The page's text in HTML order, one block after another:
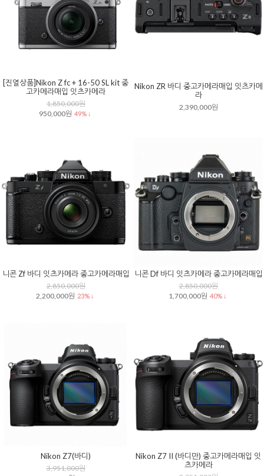
[진열상품]Nikon Z fc + 16-50 SL kit 중
고카메라매입 잇츠카메라
1,850,000원
950,000원 49% ↓
Nikon ZR 바디 중고카메라매입 잇츠카메
라
2,390,000원
니콘 Zf 바디 잇츠카메라 중고카메라매입
2,850,000원
2,200,000원 23% ↓
니콘 Df 바디 잇츠카메라 중고카메라매입
2,850,000원
1,700,000원 40% ↓
Nikon Z7(바디)
3,951,000원
Nikon Z7 II (바디만) 중고카메라매입 잇
츠카메라